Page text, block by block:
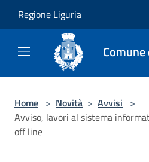
Regione Liguria
Home > Novità > Avvisi >
Avviso, lavori al sistema
off line